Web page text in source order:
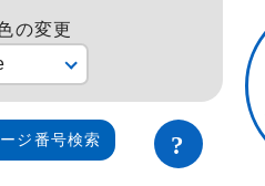
の変更
ジ番号検索